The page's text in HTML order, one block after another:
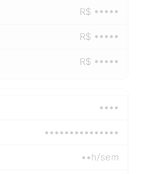
R$ •••••
R$ •••••
R$ •••••
••••
•••••••••••••••
••h/sem